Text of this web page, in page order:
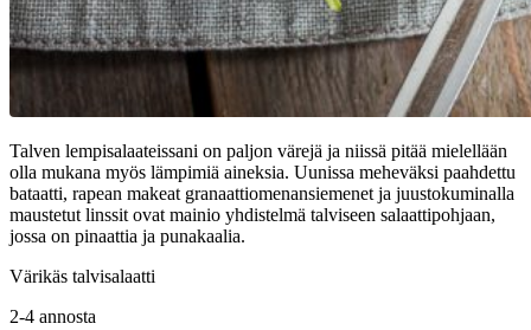
Talven lempisalaateissani on paljon värejä ja niissä pitää mielellään
olla mukana myös lämpimiä aineksia. Uunissa meheväksi paahdettu
bataatti, rapean makeat granaattiomenansiemenet ja juustokuminalla
maustetut linssit ovat mainio yhdistelmä talviseen salaattipohjaan,
jossa on pinaattia ja punakaalia.
Värikäs talvisalaatti
2-4 annosta